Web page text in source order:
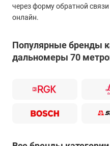
через форму обратной
онлайн.
Популярные бренды
дальномеры 70